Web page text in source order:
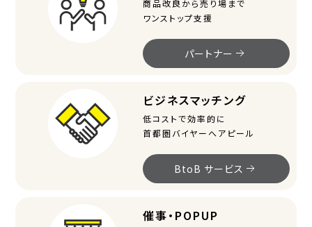
商品改良から売り場まで
ワンストップ支援
パートナー
ビジネスマッチング
低コストで効率的に
首都圏バイヤーへアピール
BtoB サービス
催事・POPUP